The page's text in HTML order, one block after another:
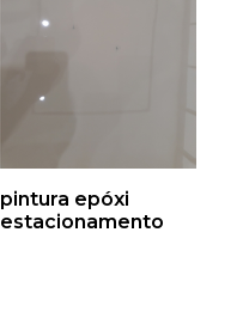
pintura epóxi
estacionamento